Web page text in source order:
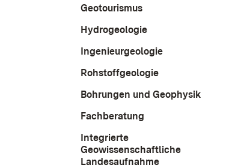
Geotourismus
Hydrogeologie
Ingenieurgeologie
Rohstoffgeologie
Bohrungen und Geophysik
Fachberatung
Integrierte
Geowissenschaftliche
Landesaufnahme